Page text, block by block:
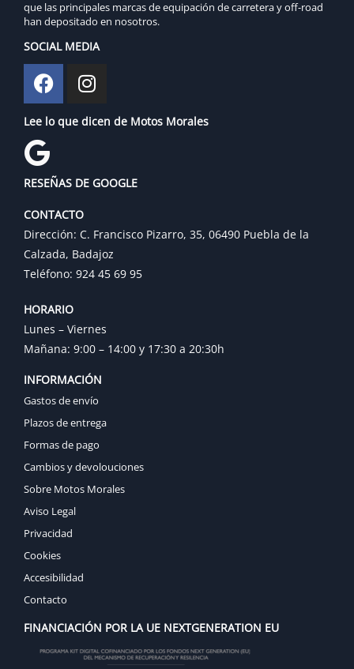
que las principales marcas de equipación de carretera y off-road
han depositado en nosotros.
SOCIAL MEDIA
Lee lo que dicen de Motos Morales
RESEÑAS DE GOOGLE
CONTACTO
Dirección: C. Francisco Pizarro, 35, 06490 Puebla de la
Calzada, Badajoz
Teléfono: 924 45 69 95
HORARIO
Lunes – Viernes
Mañana: 9:00 – 14:00 y 17:30 a 20:30h
INFORMACIÓN
Gastos de envío
Plazos de entrega
Formas de pago
Cambios y devolouciones
Sobre Motos Morales
Aviso Legal
Privacidad
Cookies
Accesibilidad
Contacto
FINANCIACIÓN POR LA UE NEXTGENERATION EU